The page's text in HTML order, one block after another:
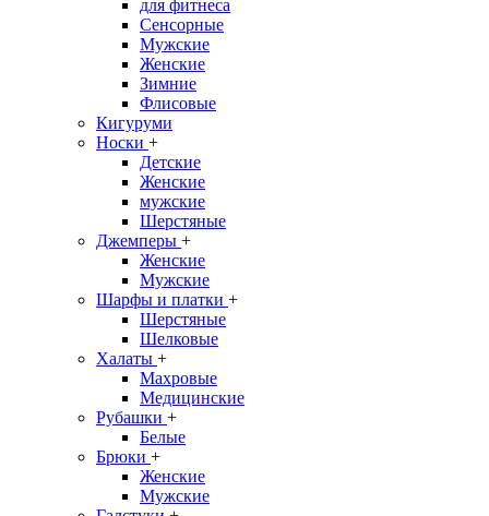
для фитнеса
Сенсорные
Мужские
Женские
Зимние
Флисовые
Кигуруми
Носки +
Детские
Женские
мужские
Шерстяные
Джемперы +
Женские
Мужские
Шарфы и платки +
Шерстяные
Шелковые
Халаты +
Махровые
Медицинские
Рубашки +
Белые
Брюки +
Женские
Мужские